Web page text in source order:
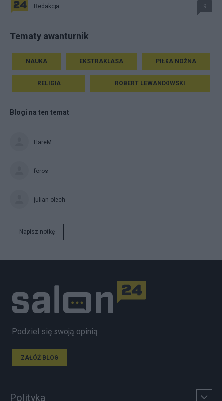
Redakcja 9
Tematy awanturnik
NAUKA EKSTRAKLASA PIŁKA NOŻNA
RELIGIA ROBERT LEWANDOWSKI
Blogi na ten temat
HareM
foros
julian olech
Napisz notkę
Podziel się swoją opinią
ZAŁÓŻ BLOG
Polityka